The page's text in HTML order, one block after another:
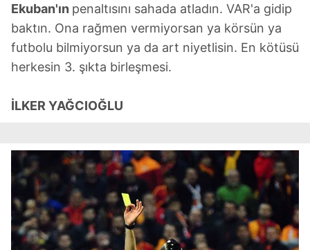
Ekuban'ın penaltısını sahada atladın. VAR'a gidip
baktın. Ona rağmen vermiyorsan ya körsün ya
futbolu bilmiyorsun ya da art niyetlisin. En kötüsü
herkesin 3. şıkta birleşmesi.
İLKER YAĞCIOĞLU